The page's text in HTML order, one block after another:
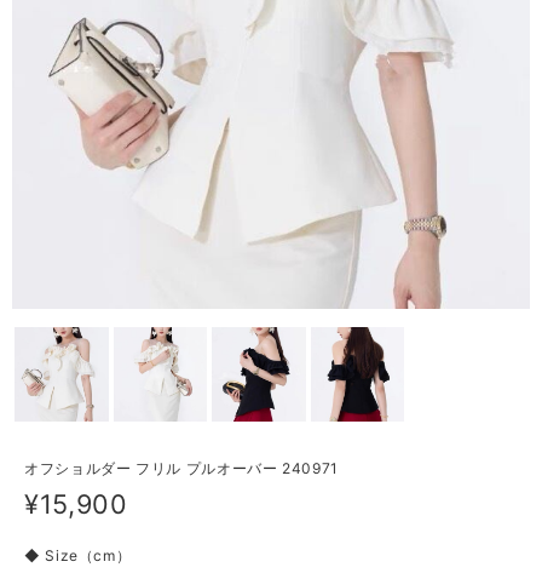
オフショルダー フリル プルオーバー 240971
¥15,900
◆ Size（cm）